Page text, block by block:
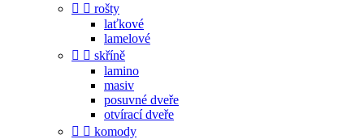
  rošty
laťkové
lamelové
  skříně
lamino
masiv
posuvné dveře
otvírací dveře
  komody